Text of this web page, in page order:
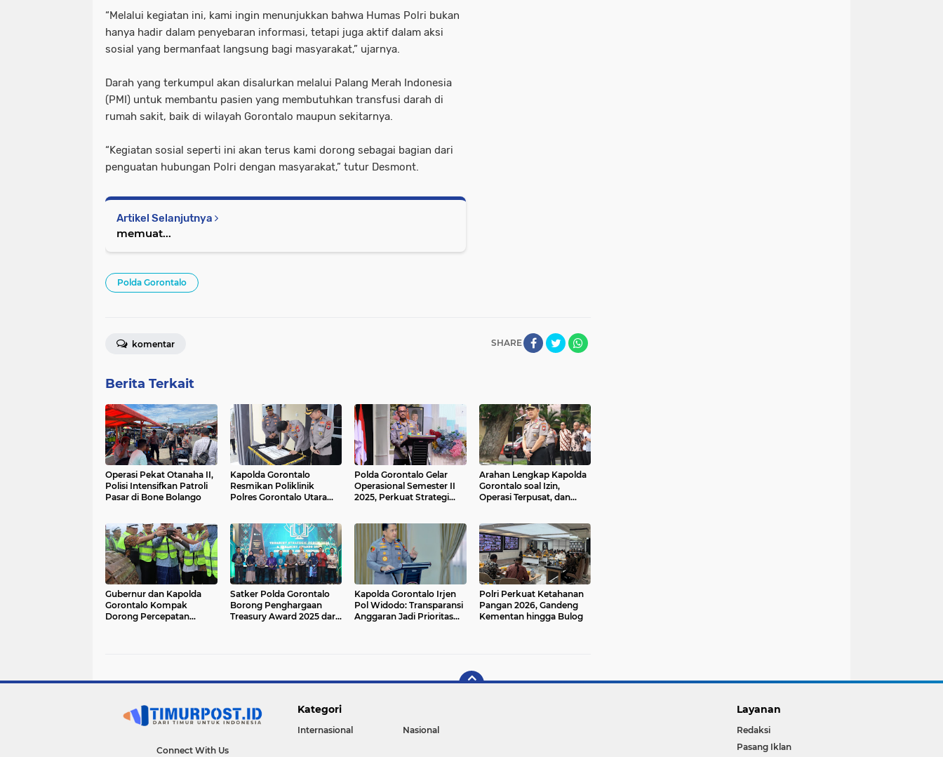
“Melalui kegiatan ini, kami ingin menunjukkan bahwa Humas Polri bukan
hanya hadir dalam penyebaran informasi, tetapi juga aktif dalam aksi
sosial yang bermanfaat langsung bagi masyarakat,” ujarnya.
Darah yang terkumpul akan disalurkan melalui Palang Merah Indonesia
(PMI) untuk membantu pasien yang membutuhkan transfusi darah di
rumah sakit, baik di wilayah Gorontalo maupun sekitarnya.
“Kegiatan sosial seperti ini akan terus kami dorong sebagai bagian dari
penguatan hubungan Polri dengan masyarakat,” tutur Desmont.
Artikel Selanjutnya
memuat...
Polda Gorontalo
SHARE
komentar
Berita Terkait
Operasi Pekat Otanaha II,
Polisi Intensifkan Patroli
Pasar di Bone Bolango
Kapolda Gorontalo
Resmikan Poliklinik
Polres Gorontalo Utara
Polda Gorontalo Gelar
Operasional Semester II
2025, Perkuat Strategi
Arahan Lengkap Kapolda
Gorontalo soal Izin,
Operasi Terpusat, dan
Gubernur dan Kapolda
Gorontalo Kompak
Dorong Percepatan
Satker Polda Gorontalo
Borong Penghargaan
Treasury Award 2025 dari
Kapolda Gorontalo Irjen
Pol Widodo: Transparansi
Anggaran Jadi Prioritas
Polri Perkuat Ketahanan
Pangan 2026, Gandeng
Kementan hingga Bulog
Connect With Us
Kategori
Internasional Nasional
Layanan
Redaksi
Pasang Iklan